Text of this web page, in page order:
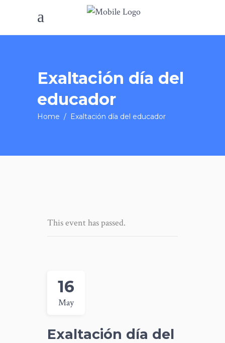
Exaltación día del
educador
Home / Exaltación día del educador
This event has passed.
16
May
Exaltación día del